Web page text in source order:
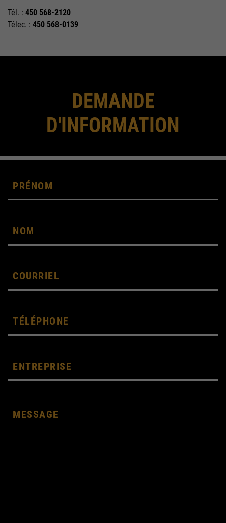
Tél. : 450 568-2120
Télec. : 450 568-0139
DEMANDE
D'INFORMATION